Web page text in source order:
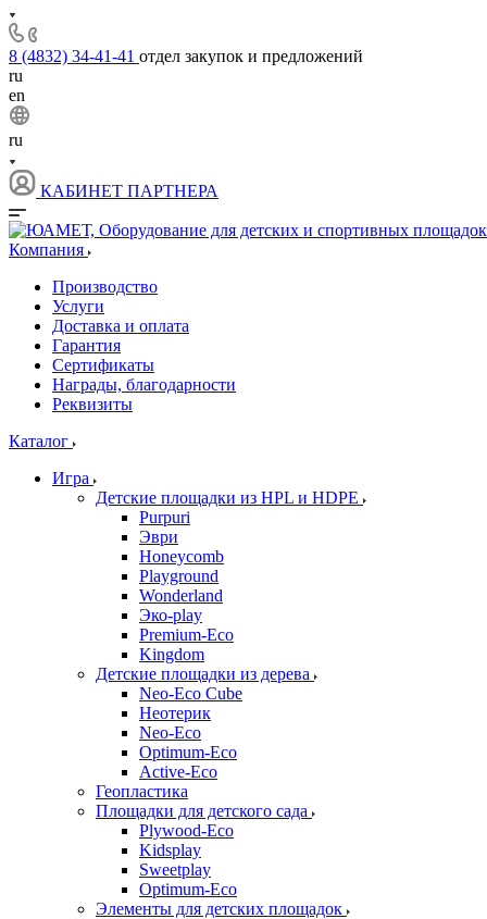
8 (4832) 34-41-41 отдел закупок и предложений
ru
en
ru
КАБИНЕТ ПАРТНЕРА
Компания
Производство
Услуги
Доставка и оплата
Гарантия
Сертификаты
Награды, благодарности
Реквизиты
Каталог
Игра
Детские площадки из HPL и HDPE
Purpuri
Эври
Honeycomb
Playground
Wonderland
Эко-play
Premium-Eco
Kingdom
Детские площадки из дерева
Neo-Eco Cube
Неотерик
Neo-Eco
Оptimum-Еco
Active-Eco
Геопластика
Площадки для детского сада
Plywood-Eco
Kidsplay
Sweetplay
Оptimum-Еco
Элементы для детских площадок